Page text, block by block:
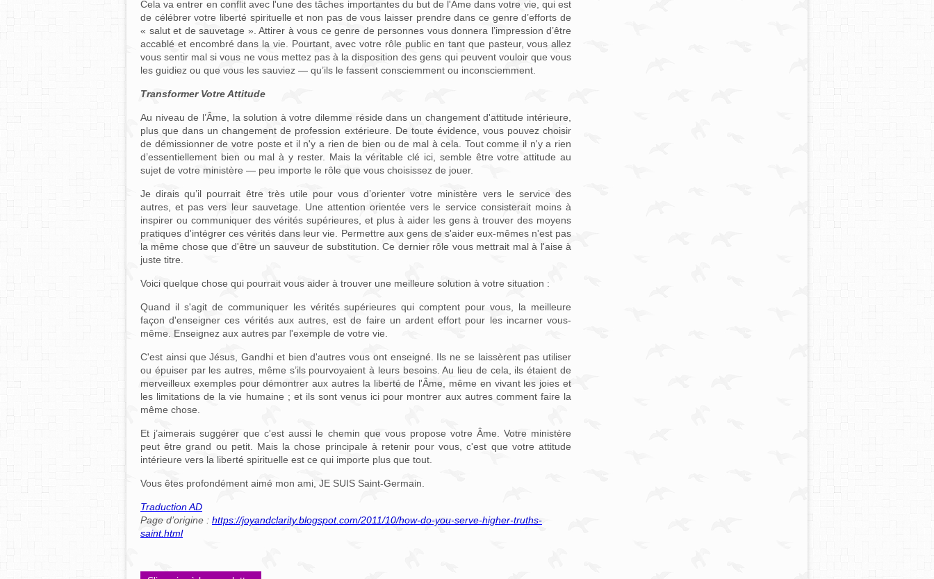
Cela va entrer en conflit avec l'une des tâches importantes du but de l'Âme dans votre vie, qui est
de célébrer votre liberté spirituelle et non pas de vous laisser prendre dans ce genre d’efforts de
« salut et de sauvetage ». Attirer à vous ce genre de personnes vous donnera l’impression d’être
accablé et encombré dans la vie. Pourtant, avec votre rôle public en tant que pasteur, vous allez
vous sentir mal si vous ne vous mettez pas à la disposition des gens qui peuvent vouloir que vous
les guidiez ou que vous les sauviez — qu’ils le fassent consciemment ou inconsciemment.
Transformer Votre Attitude
Au niveau de l’Âme, la solution à votre dilemme réside dans un changement d'attitude intérieure,
plus que dans un changement de profession extérieure. De toute évidence, vous pouvez choisir
de démissionner de votre poste et il n'y a rien de bien ou de mal à cela. Tout comme il n'y a rien
d’essentiellement bien ou mal à y rester. Mais la véritable clé ici, semble être votre attitude au
sujet de votre ministère — peu importe le rôle que vous choisissez de jouer.
Je dirais qu’il pourrait être très utile pour vous d’orienter votre ministère vers le service des
autres, et pas vers leur sauvetage. Une attention orientée vers le service consisterait moins à
inspirer ou communiquer des vérités supérieures, et plus à aider les gens à trouver des moyens
pratiques d'intégrer ces vérités dans leur vie. Permettre aux gens de s'aider eux-mêmes n'est pas
la même chose que d'être un sauveur de substitution. Ce dernier rôle vous mettrait mal à l'aise à
juste titre.
Voici quelque chose qui pourrait vous aider à trouver une meilleure solution à votre situation :
Quand il s'agit de communiquer les vérités supérieures qui comptent pour vous, la meilleure
façon d'enseigner ces vérités aux autres, est de faire un ardent effort pour les incarner vous-
même. Enseignez aux autres par l'exemple de votre vie.
C'est ainsi que Jésus, Gandhi et bien d'autres vous ont enseigné. Ils ne se laissèrent pas utiliser
ou épuiser par les autres, même s’ils pourvoyaient à leurs besoins. Au lieu de cela, ils étaient de
merveilleux exemples pour démontrer aux autres la liberté de l'Âme, même en vivant les joies et
les limitations de la vie humaine ; et ils sont venus ici pour montrer aux autres comment faire la
même chose.
Et j’aimerais suggérer que c'est aussi le chemin que vous propose votre Âme. Votre ministère
peut être grand ou petit. Mais la chose principale à retenir pour vous, c'est que votre attitude
intérieure vers la liberté spirituelle est ce qui importe plus que tout.
Vous êtes profondément aimé mon ami, JE SUIS Saint-Germain.
Traduction AD
Page d’origine : https://joyandclarity.blogspot.com/2011/10/how-do-you-serve-higher-truths-
saint.html